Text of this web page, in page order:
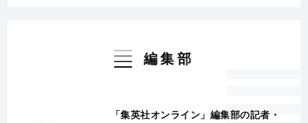
編集部
「集英社オンライン」編集部の記者・